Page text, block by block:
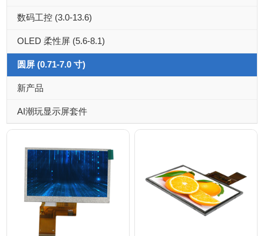
数码工控 (3.0-13.6)
OLED 柔性屏 (5.6-8.1)
圆屏 (0.71-7.0 寸)
新产品
AI潮玩显示屏套件